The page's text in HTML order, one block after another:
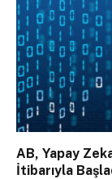
AB, Yapay
İtibarıyla